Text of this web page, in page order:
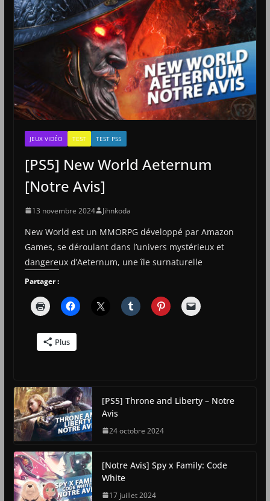
JEUX VIDÉO TEST TEST PS5
[PS5] New World Aeternum
[Notre Avis]
13 novembre 2024 Jihnkoda
New World est un MMORPG développé par Amazon
Games, se déroulant dans l’univers mystérieux et
dangereux d’Aeternum, une île surnaturelle
Partager :
Plus
[PS5] Throne and Liberty – Notre
Avis
24 octobre 2024
[Notre Avis] Spy x Family: Code
White
17 juillet 2024